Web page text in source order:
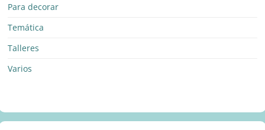
Para decorar
Temática
Talleres
Varios